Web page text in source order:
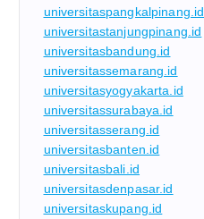
universitaspangkalpinang.id
universitastanjungpinang.id
universitasbandung.id
universitassemarang.id
universitasyogyakarta.id
universitassurabaya.id
universitasserang.id
universitasbanten.id
universitasbali.id
universitasdenpasar.id
universitaskupang.id